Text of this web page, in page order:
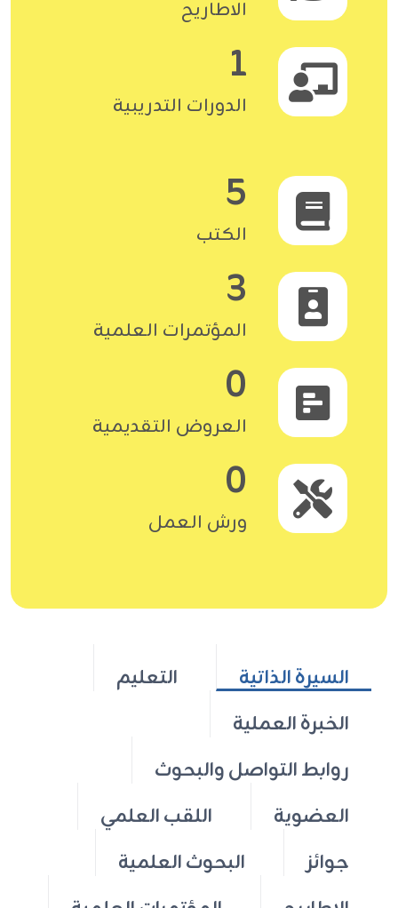
الاطاريح
1
الدورات التدريبية
5
الكتب
3
المؤتمرات العلمية
0
العروض التقديمية
0
ورش العمل
السيرة الذاتية
التعليم
الخبرة العملية
روابط التواصل والبحوث
العضوية
اللقب العلمي
جوائز
البحوث العلمية